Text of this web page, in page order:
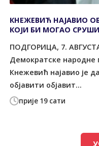
прије 19 сати
КНЕЖЕВИЋ НАЈАВИО
КОЈИ БИ МОГАО
ПОДГОРИЦА, 7.
Демократске
Кнежевић најавио је
објавити објавит...